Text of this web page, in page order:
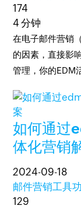
174
4 分钟
在电子邮件营销
的因素，直接影
管理，你的EDM
如何通过
体化营销
2024-09-18
邮件营销工具
129